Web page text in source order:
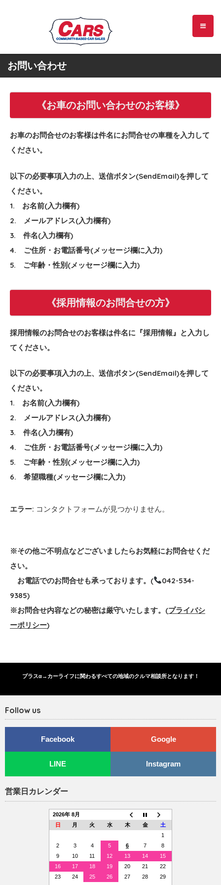
お問い合わせ
《お車のお問い合わせのお客様》
お車のお問合せのお客様は件名にお問合せの車種を入力して
ください。
以下の必要事項入力の上、送信ボタン(SendEmail)を押して
ください。
1. お名前(入力欄有)
2. メールアドレス(入力欄有)
3. 件名(入力欄有)
4. ご住所・お電話番号(メッセージ欄に入力)
5. ご年齢・性別(メッセージ欄に入力)
《採用情報のお問合せの方》
採用情報のお問合せのお客様は件名に『採用情報』と入力し
てください。
以下の必要事項入力の上、送信ボタン(SendEmail)を押して
ください。
1. お名前(入力欄有)
2. メールアドレス(入力欄有)
3. 件名(入力欄有)
4. ご住所・お電話番号(メッセージ欄に入力)
5. ご年齢・性別(メッセージ欄に入力)
6. 希望職種(メッセージ欄に入力)
エラー: コンタクトフォームが見つかりません。
※その他ご不明点などございましたらお気軽にお問合せくだ
さい。
お電話でのお問合せも承っております。(
042-534-
9385)
※お問合せ内容などの秘密は厳守いたします。(プライバシ
ーポリシー)
プラスα→カーライフに関わるすべての地域のクルマ相談所となります！
Follow us
Facebook Google
LINE Instagram
営業日カレンダー
2026年 8月
日
月 火 水 木 金
土
1
2
3 4 5 6 7
8
9
10 11 12 13 14
15
16
17 18 19 20 21
22
23
24 25 26 27 28
29